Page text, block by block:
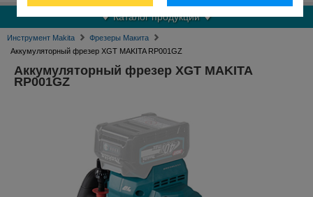
Каталог продукции
Инструмент Makita
Фрезеры Макита
Аккумуляторный фрезер XGT MAKITA RP001GZ
Аккумуляторный фрезер XGT MAKITA
RP001GZ